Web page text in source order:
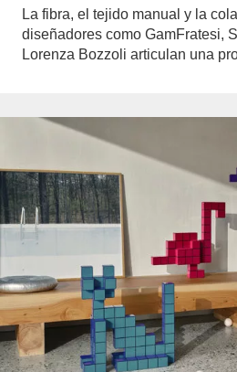
La fibra, el tejido manual y la
diseñadores como GamFratesi,
Lorenza Bozzoli articulan una